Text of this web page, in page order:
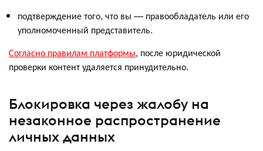
подтверждение того, что вы — правообладатель или его
уполномоченный представитель.
Согласно правилам платформы, после юридической
проверки контент удаляется принудительно.
Блокировка через жалобу на
незаконное распространение
личных данных